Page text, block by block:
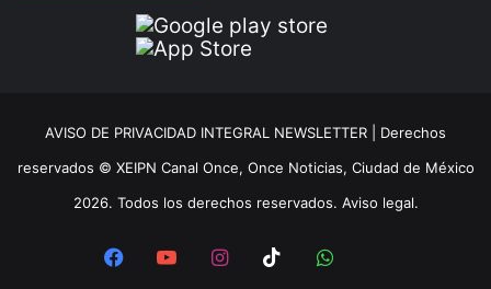
AVISO DE PRIVACIDAD INTEGRAL NEWSLETTER | Derechos
reservados © XEIPN Canal Once, Once Noticias, Ciudad de México
2026. Todos los derechos reservados. Aviso legal.
FacebookYouTubeInstagram
TikTokWhatsApp